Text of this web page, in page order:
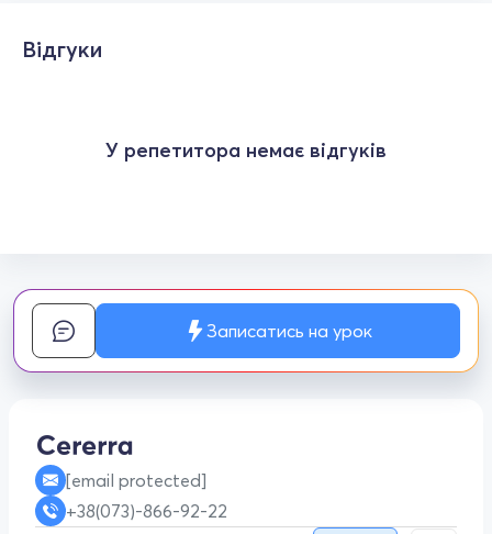
Відгуки
У репетитора немає відгуків
Записатись на урок
[email protected]
+38(073)-866-92-22